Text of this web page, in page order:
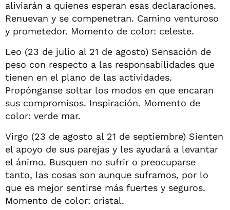
aliviarán a quienes esperan esas declaraciones.
Renuevan y se compenetran. Camino venturoso
y prometedor. Momento de color: celeste.
Leo (23 de julio al 21 de agosto) Sensación de
peso con respecto a las responsabilidades que
tienen en el plano de las actividades.
Propónganse soltar los modos en que encaran
sus compromisos. Inspiración. Momento de
color: verde mar.
Virgo (23 de agosto al 21 de septiembre) Sienten
el apoyo de sus parejas y les ayudará a levantar
el ánimo. Busquen no sufrir o preocuparse
tanto, las cosas son aunque suframos, por lo
que es mejor sentirse más fuertes y seguros.
Momento de color: cristal.